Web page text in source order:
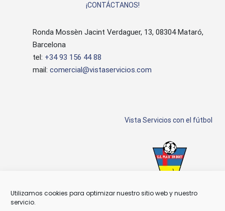
Utilizamos cookies para optimizar nuestro sitio web y nuestro
servicio.
¡CONTÁCTANOS!
Ronda Mossèn Jacint Verdaguer, 13, 08304 Mataró,
Barcelona
tel: +34 93 156 44 88
mail: comercial@vistaservicios.com
Vista Servicios con el fútbol